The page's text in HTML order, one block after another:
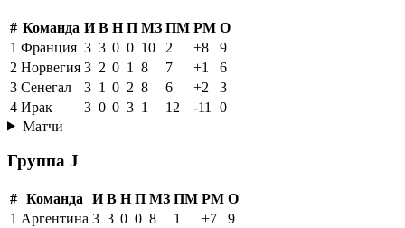
# Команда И В Н П МЗ ПМ РМ О
1 Франция 3 3 0 0 10 2 +8
9
2 Норвегия 3 2 0 1 8 7 +1
6
3 Сенегал 3 1 0 2 8 6 +2
3
4 Ирак 3 0 0 3 1 12 -11
0
Матчи
Группа J
# Команда И В Н П МЗ ПМ РМ О
1 Аргентина 3 3 0 0 8 1 +7
9